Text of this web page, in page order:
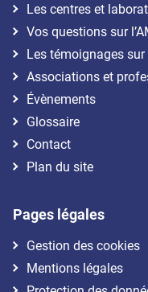
Les centres et
Vos questions sur
Les témoignages sur
Associations et
Évènements
Glossaire
Contact
Plan du site
Pages légales
Gestion des cookies
Mentions légales